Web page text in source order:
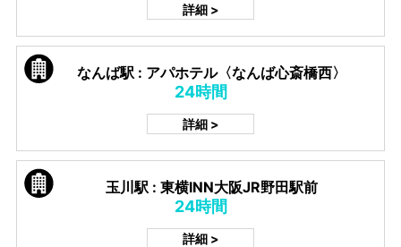
詳細 >
なんば駅 : アパホテル〈なんば心斎橋西〉
24時間
詳細 >
玉川駅 : 東横INN大阪JR野田駅前
24時間
詳細 >